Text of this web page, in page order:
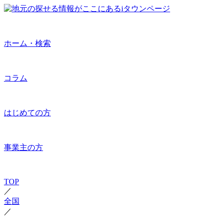
ホーム・検索
コラム
はじめての方
事業主の方
TOP
／
全国
／